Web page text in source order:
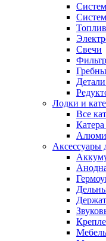
Свечи
Лодки и
Все
Аксессуары